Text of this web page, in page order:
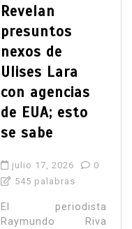
Revelan
presuntos
nexos de
Ulises Lara
con agencias
de EUA; esto
se sabe
julio 17, 2026
0
545 palabras
El periodista
Raymundo Riva